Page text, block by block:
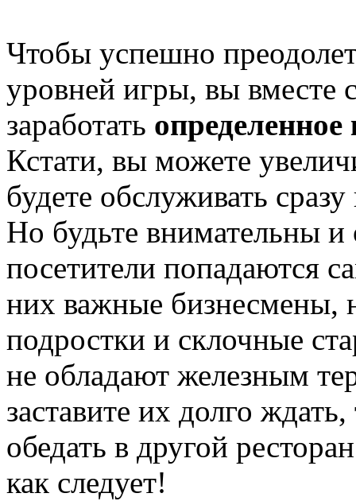
Чтобы успешно
уровней игры, вы
заработать определенное
Кстати, вы можете
будете обслуживать
Но будьте внимательны
посетители попадаются
них важные бизнесмены,
подростки и склочные
не обладают железным
заставите их долго
обедать в другой
как следует!